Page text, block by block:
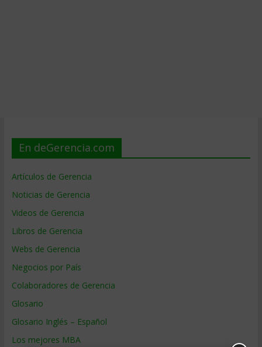
En deGerencia.com
Artículos de Gerencia
Noticias de Gerencia
Videos de Gerencia
Libros de Gerencia
Webs de Gerencia
Negocios por País
Colaboradores de Gerencia
Glosario
Glosario Inglés – Español
Los mejores MBA